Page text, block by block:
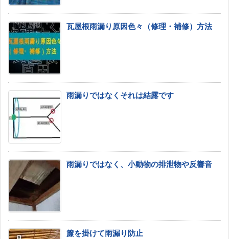
瓦屋根雨漏り原因色々（修理・補修）方法
雨漏りではなくそれは結露です
雨漏りではなく、小動物の排泄物や反響音
簾を掛けて雨漏り防止